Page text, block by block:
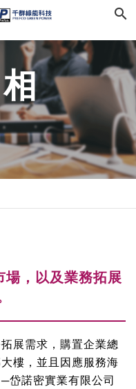
search
，以及業務拓展
展需求，購置企業總
樓，並且因應服務海
岱諾密實業有限公司